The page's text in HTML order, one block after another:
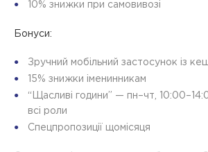
10% знижки при самовивозі
Бонуси:
Зручний мобільний застосунок із
15% знижки іменинникам
“Щасливі години” — пн–чт,
всі роли
Спецпропозиції щомісяця